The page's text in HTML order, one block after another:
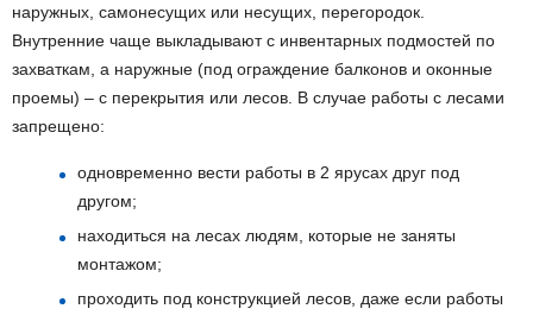
ссылке:Скачать образец ППР
наружных, самонесущих или несущих, перегородок.
Внутренние чаще выкладывают с инвентарных подмостей по
захваткам, а наружные (под ограждение балконов и оконные
проемы) – с перекрытия или лесов. В случае работы с лесами
запрещено:
одновременно вести работы в 2 ярусах друг под
другом;
находиться на лесах людям, которые не заняты
монтажом;
проходить под конструкцией лесов, даже если работы